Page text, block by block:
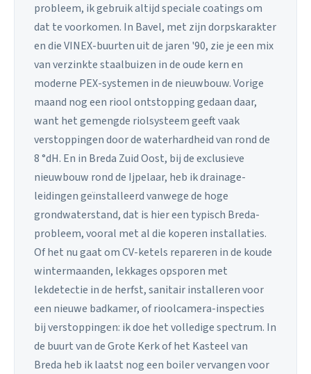
probleem, ik gebruik altijd speciale coatings om
dat te voorkomen. In Bavel, met zijn dorpskarakter
en die VINEX-buurten uit de jaren '90, zie je een mix
van verzinkte staalbuizen in de oude kern en
moderne PEX-systemen in de nieuwbouw. Vorige
maand nog een riool ontstopping gedaan daar,
want het gemengde riolsysteem geeft vaak
verstoppingen door de waterhardheid van rond de
8 °dH. En in Breda Zuid Oost, bij de exclusieve
nieuwbouw rond de Ijpelaar, heb ik drainage-
leidingen geïnstalleerd vanwege de hoge
grondwaterstand, dat is hier een typisch Breda-
probleem, vooral met al die koperen installaties.
Of het nu gaat om CV-ketels repareren in de koude
wintermaanden, lekkages opsporen met
lekdetectie in de herfst, sanitair installeren voor
een nieuwe badkamer, of rioolcamera-inspecties
bij verstoppingen: ik doe het volledige spectrum. In
de buurt van de Grote Kerk of het Kasteel van
Breda heb ik laatst nog een boiler vervangen voor